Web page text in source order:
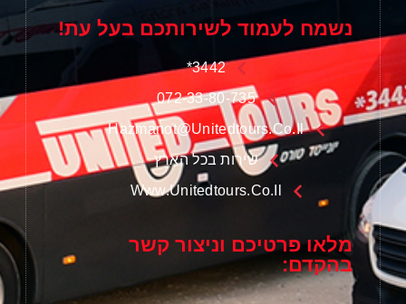
נשמח לעמוד לשירותכם בעל עת!
3442*
072-33-80-735
Hazmanot@unitedtours.co.il
שירות בכל הארץ
Www.unitedtours.co.il
מלאו פרטיכם וניצור קשר
בהקדם: